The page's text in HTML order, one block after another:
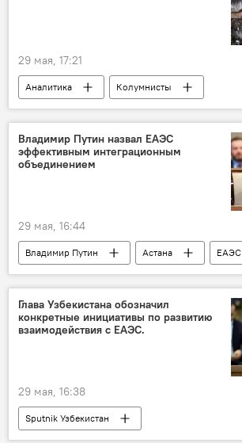
29 мая, 17:21
Аналитика Колумнисты
Владимир Путин назвал ЕАЭС
эффективным интеграционным
объединением
29 мая, 16:44
Владимир Путин Астана
ЕАЭС
Россия
Экономика саммит
Глава Узбекистана обозначил
конкретные инициативы по развитию
взаимодействия с ЕАЭС.
29 мая, 16:38
Sputnik Узбекистан